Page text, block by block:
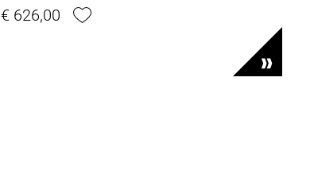
€ 626,00